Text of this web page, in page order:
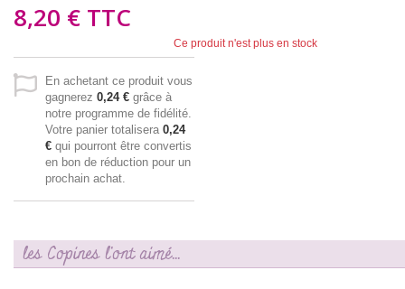
8,20 € TTC
Ce produit n'est plus en stock
En achetant ce produit vous
gagnerez 0,24 € grâce à
notre programme de fidélité.
Votre panier totalisera 0,24
€ qui pourront être convertis
en bon de réduction pour un
prochain achat.
les Copines l'ont aimé...